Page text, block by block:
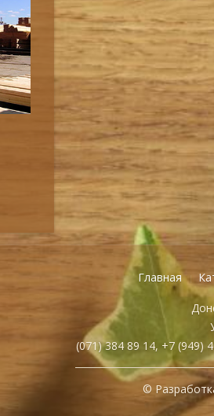
Главная
(071) 384 89 14, +7 (949)
©